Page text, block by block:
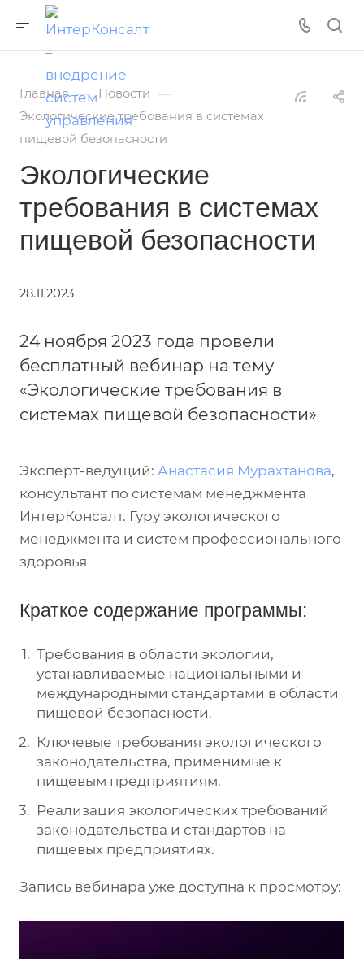
Главная — Новости —
Экологические требования в системах
пищевой безопасности
Экологические
требования в системах
пищевой безопасности
28.11.2023
24 ноября 2023 года провели
бесплатный вебинар на тему
«Экологические требования в
системах пищевой безопасности»
Эксперт-ведущий: Анастасия Мурахтанова,
консультант по системам менеджмента
ИнтерКонсалт. Гуру экологического
менеджмента и систем профессионального
здоровья
Краткое содержание программы:
Требования в области экологии,
устанавливаемые национальными и
международными стандартами в области
пищевой безопасности.
Ключевые требования экологического
законодательства, применимые к
пищевым предприятиям.
Реализация экологических требований
законодательства и стандартов на
пищевых предприятиях.
Запись вебинара уже доступна к просмотру: